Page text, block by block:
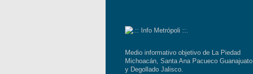
Medio informativo objetivo de La Piedad
Michoacán, Santa Ana Pacueco Guanajuato
y Degollado Jalisco.